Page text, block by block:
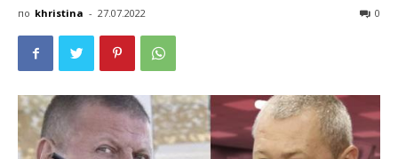
по khristina - 27.07.2022 0